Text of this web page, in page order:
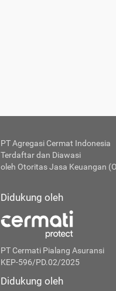
PT Agregasi Cermat Indonesia
Terdaftar dan Diawasi
oleh Otoritas Jasa Keuangan
Didukung oleh
PT Cermati Pialang Asuransi
KEP-596/PD.02/2025
Didukung oleh